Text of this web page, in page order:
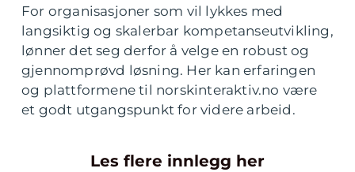
For organisasjoner som vil lykkes med
langsiktig og skalerbar kompetanseutvikling,
lønner det seg derfor å velge en robust og
gjennomprøvd løsning. Her kan erfaringen
og plattformene til norskinteraktiv.no være
et godt utgangspunkt for videre arbeid.
Les flere innlegg her